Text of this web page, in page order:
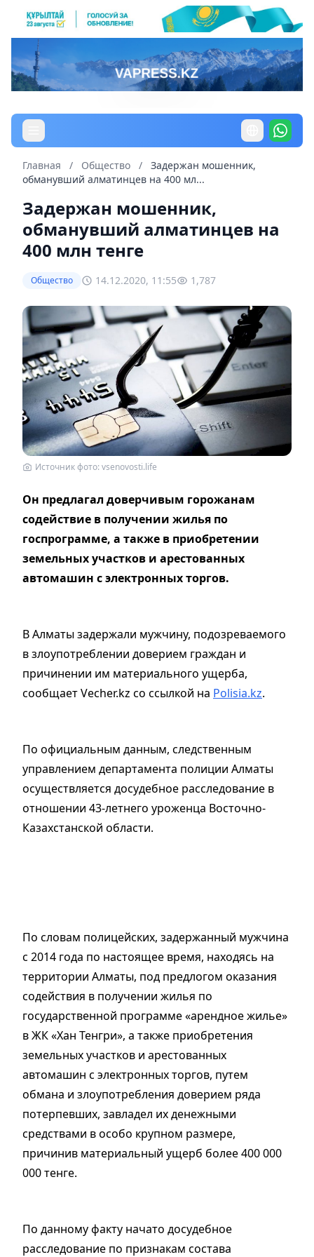
Главная / Общество /
Задержан мошенник,
обманувший алматинцев на 400 мл...
Задержан мошенник,
обманувший алматинцев на
400 млн тенге
Общество 14.12.2020, 11:55 1,787
Источник фото: vsenovosti.life
Он предлагал доверчивым горожанам
содействие в получении жилья по
госпрограмме, а также в приобретении
земельных участков и арестованных
автомашин с электронных торгов.
В Алматы задержали мужчину, подозреваемого
в злоупотреблении доверием граждан и
причинении им материального ущерба,
сообщает Vecher.kz со ссылкой на Polisia.kz.
По официальным данным, следственным
управлением департамента полиции Алматы
осуществляется досудебное расследование в
отношении 43-летнего уроженца Восточно-
Казахстанской области.
По словам полицейских, задержанный мужчина
с 2014 года по настоящее время, находясь на
территории Алматы, под предлогом оказания
содействия в получении жилья по
государственной программе «арендное жилье»
в ЖК «Хан Тенгри», а также приобретения
земельных участков и арестованных
автомашин с электронных торгов, путем
обмана и злоупотребления доверием ряда
потерпевших, завладел их денежными
средствами в особо крупном размере,
причинив материальный ущерб более 400 000
000 тенге.
По данному факту начато досудебное
расследование по признакам состава